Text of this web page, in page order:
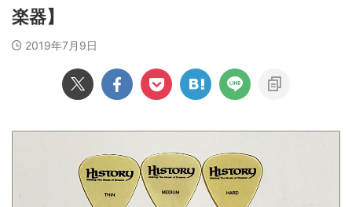
楽器】
2019年7月9日